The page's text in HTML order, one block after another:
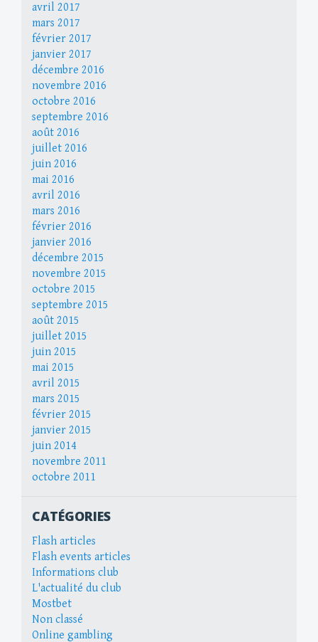
avril 2017
mars 2017
février 2017
janvier 2017
décembre 2016
novembre 2016
octobre 2016
septembre 2016
août 2016
juillet 2016
juin 2016
mai 2016
avril 2016
mars 2016
février 2016
janvier 2016
décembre 2015
novembre 2015
octobre 2015
septembre 2015
août 2015
juillet 2015
juin 2015
mai 2015
avril 2015
mars 2015
février 2015
janvier 2015
juin 2014
novembre 2011
octobre 2011
CATÉGORIES
Flash articles
Flash events articles
Informations club
L'actualité du club
Mostbet
Non classé
Online gambling